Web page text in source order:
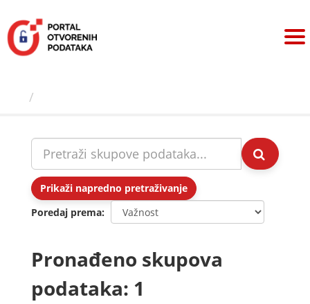
sadržaj
Prikaži napredno pretraživanje
Poredaj prema
Pronađeno skupova
podataka: 1